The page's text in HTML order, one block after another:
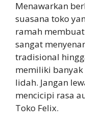
Menawarkan
suasana toko
ramah
sangat
tradisional
memiliki
lidah. Jangan
mencicipi rasa
Toko Felix.